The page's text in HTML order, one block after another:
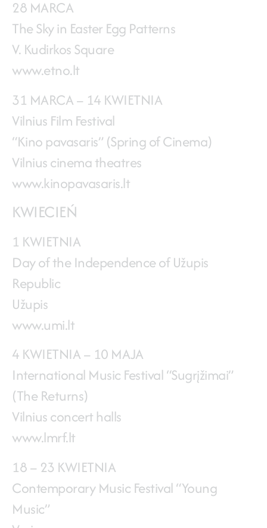
28 MARCA
The Sky in Easter Egg Patterns
V. Kudirkos Square
www.etno.lt
31 MARCA – 14 KWIETNIA
Vilnius Film Festival
“Kino pavasaris” (Spring of Cinema)
Vilnius cinema theatres
www.kinopavasaris.lt
KWIECIEŃ
1 KWIETNIA
Day of the Independence of Užupis
Republic
Užupis
www.umi.lt
4 KWIETNIA – 10 MAJA
International Music Festival “Sugrįžimai”
(The Returns)
Vilnius concert halls
www.lmrf.lt
18 – 23 KWIETNIA
Contemporary Music Festival “Young
Music”